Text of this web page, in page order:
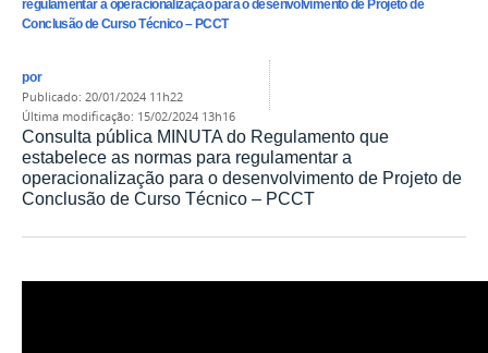
regulamentar a operacionalização para o desenvolvimento de Projeto de
Conclusão de Curso Técnico – PCCT
por
publicado: 20/01/2024 11h22
última modificação: 15/02/2024 13h16
Consulta pública MINUTA do Regulamento que
estabelece as normas para regulamentar a
operacionalização para o desenvolvimento de Projeto de
Conclusão de Curso Técnico – PCCT